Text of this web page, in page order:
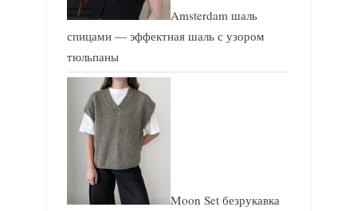
Amsterdam шаль
спицами — эффектная шаль с узором
тюльпаны
Moon Set безрукавка